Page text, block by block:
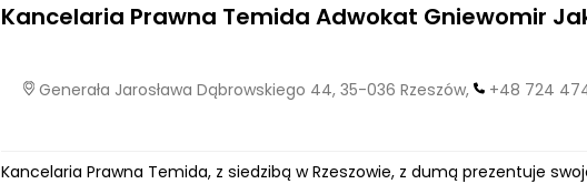
Kancelaria Prawna Temida Adwokat Gniewomir
Generała Jarosława Dąbrowskiego 44, 35-036 Rzeszów, +48 724
Kancelaria Prawna Temida, z siedzibą w Rzeszowie, z dumą prezentuje